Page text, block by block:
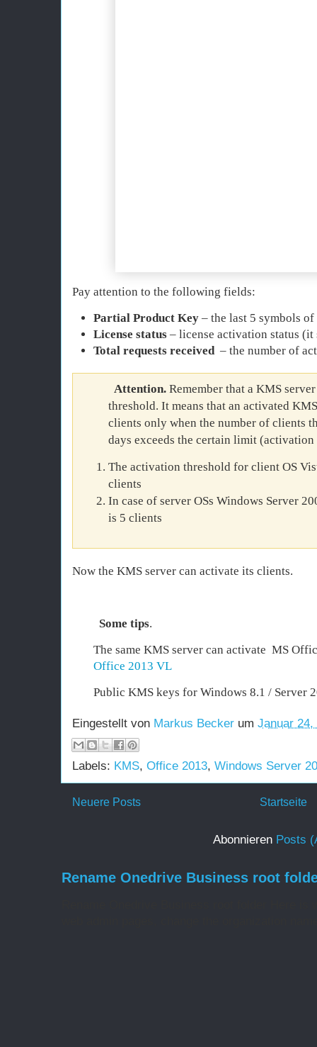
Pay attention to the following fields:
Partial Product Key – the last 5 symbols
License status – license activation status (it
Total requests received – the number of
Attention. Remember that a KMS
threshold. It means that an activated
clients only when the number of clients
days exceeds the certain limit
The activation threshold for client OS
clients
In case of server OSs Windows Server
is 5 clients
Now the KMS server can activate its clients.
Some tips.
The same KMS server can activate MS
Office 2013 VL
Public KMS keys for Windows 8.1 / Server
Eingestellt von Markus Becker um Januar 24,
Labels: KMS, Office 2013, Windows Server
Neuere Posts Startseite
Abonnieren Posts
Rename Onedrive Business root